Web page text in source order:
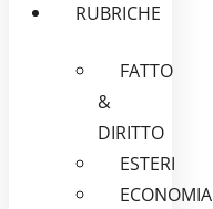
RUBRICHE
FATTO
&
DIRITTO
ESTERI
ECONOMIA